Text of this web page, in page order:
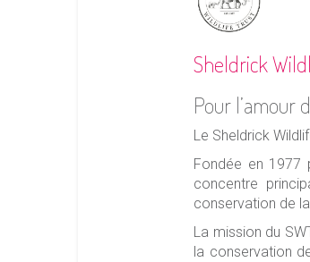
Sheldrick
Pour l’amour
Le Sheldrick
Fondée en 1977
concentre
conservation de
La mission du
la conservation